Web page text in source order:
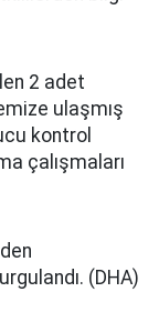
2 adet
ulaşmış
kontrol
çalışmaları
(DHA)